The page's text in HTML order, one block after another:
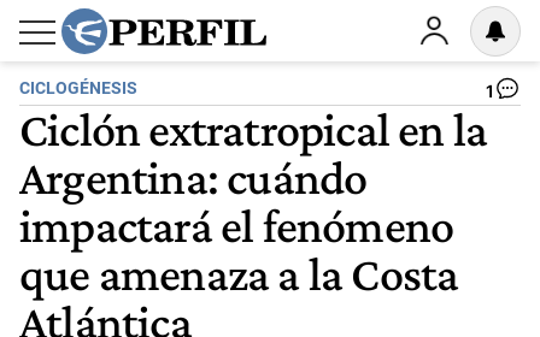
CICLOGÉNESIS 1
Ciclón extratropical en la
Argentina: cuándo
impactará el fenómeno
que amenaza a la Costa
Atlántica